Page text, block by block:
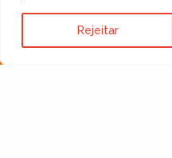
Rejeitar